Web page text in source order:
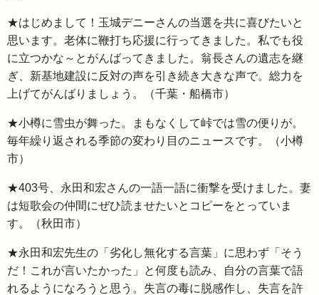
★はじめまして！玉城デニーさんの当選を共に喜びたいと
思います。老体に鞭打ち応援に行ってきました。私でも役
に立つかな～とがんばってきました。翁長さんの遺志を継
ぎ、新基地建設に反対の声を引き続き大きな声で。総力を
上げてがんばりましょう。（千葉・船橋市）
★小樽に雪虫が舞った。まもなくして峠では雪の便りが。
毎年繰り返される季節の変わり目のニュースです。（小樽
市）
★403号、永田和宏さんの一語一語に衝撃を受けました。妻
は短歌会の仲間にぜひ読ませたいとコピーをとっていま
す。（秋田市）
★永田和宏先生の「劣化し無化する言葉」に思わず「そう
だ！これが言いたかった」と何度も読み、自分の言葉で語
れるようになろうと思う。失言の毒に脱感作し、失言を許